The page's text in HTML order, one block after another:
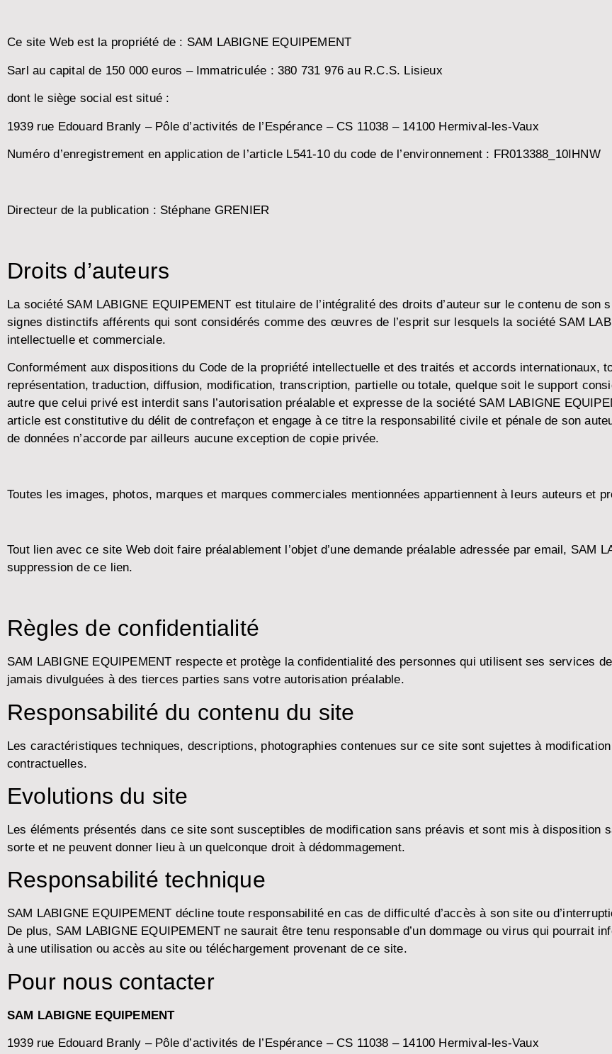
Ce site Web est la propriété de : SAM LABIGNE EQUIPEMENT
Sarl au capital de 150 000 euros – Immatriculée : 380 731 976 au R.C.S. Lisieux
dont le siège social est situé :
1939 rue Edouard Branly – Pôle d’activités de l’Espérance – CS 11038 – 14100 Hermival-les-Vaux
Numéro d’enregistrement en application de l’article L541-10 du code de l’environnement : FR013388_10IHNW
Directeur de la publication : Stéphane GRENIER
Droits d’auteurs
La société SAM LABIGNE EQUIPEMENT est titulaire de l’intégralité des droits d’auteur sur le contenu de
signes distinctifs afférents qui sont considérés comme des œuvres de l’esprit sur lesquels la société SAM
intellectuelle et commerciale.
Conformément aux dispositions du Code de la propriété intellectuelle et des traités et accords internationaux,
représentation, traduction, diffusion, modification, transcription, partielle ou totale, quelque soit le support
autre que celui privé est interdit sans l’autorisation préalable et expresse de la société SAM LABIGNE
article est constitutive du délit de contrefaçon et engage à ce titre la responsabilité civile et pénale de son
de données n’accorde par ailleurs aucune exception de copie privée.
Toutes les images, photos, marques et marques commerciales mentionnées appartiennent à leurs auteurs et
Tout lien avec ce site Web doit faire préalablement l’objet d’une demande préalable adressée par email, SAM
suppression de ce lien.
Règles de confidentialité
SAM LABIGNE EQUIPEMENT respecte et protège la confidentialité des personnes qui utilisent ses services
jamais divulguées à des tierces parties sans votre autorisation préalable.
Responsabilité du contenu du site
Les caractéristiques techniques, descriptions, photographies contenues sur ce site sont sujettes à
contractuelles.
Evolutions du site
Les éléments présentés dans ce site sont susceptibles de modification sans préavis et sont mis à disposition
sorte et ne peuvent donner lieu à un quelconque droit à dédommagement.
Responsabilité technique
SAM LABIGNE EQUIPEMENT décline toute responsabilité en cas de difficulté d’accès à son site ou
De plus, SAM LABIGNE EQUIPEMENT ne saurait être tenu responsable d’un dommage ou virus qui pourrait
à une utilisation ou accès au site ou téléchargement provenant de ce site.
Pour nous contacter
SAM LABIGNE EQUIPEMENT
1939 rue Edouard Branly – Pôle d’activités de l’Espérance – CS 11038 – 14100 Hermival-les-Vaux